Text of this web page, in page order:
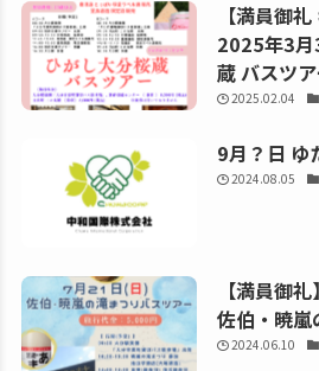
【満員御
2025年3月
蔵 バスツ
2025.02.04
9月？日 ゆ
2024.08.05
【満員御
佐伯・暁嵐
2024.06.10